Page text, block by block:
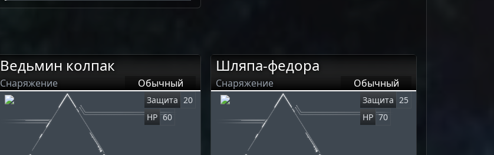
Ведьмин колпак
Снаряжение Обычный
Защита 20
HP 60
Шляпа-федора
Снаряжение Обычный
Защита 25
HP 70